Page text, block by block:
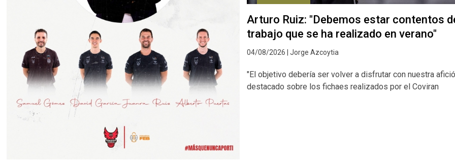
Arturo Ruiz: "Debemos estar contentos
trabajo que se ha realizado en verano"
04/08/2026 | Jorge Azcoytia
"El objetivo debería ser volver a disfrutar con nuestra
destacado sobre los fichaes realizados por el Coviran